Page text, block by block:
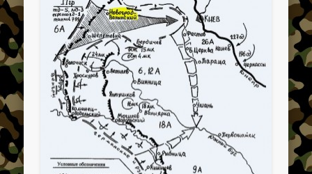
Карты и схемы ЛеУРа